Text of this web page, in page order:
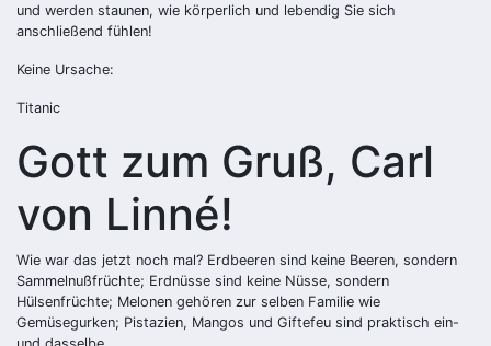
und werden staunen, wie körperlich und lebendig Sie sich
anschließend fühlen!
Keine Ursache:
Titanic
Gott zum Gruß, Carl
von Linné!
Wie war das jetzt noch mal? Erdbeeren sind keine Beeren, sondern
Sammelnußfrüchte; Erdnüsse sind keine Nüsse, sondern
Hülsenfrüchte; Melonen gehören zur selben Familie wie
Gemüsegurken; Pistazien, Mangos und Giftefeu sind praktisch ein-